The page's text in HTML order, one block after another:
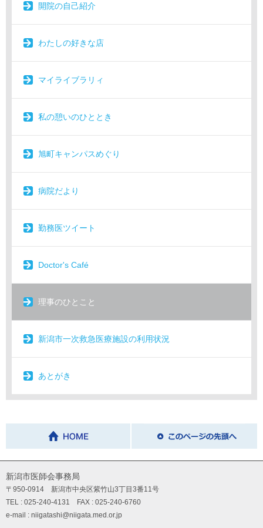
開院の自己紹介
わたしの好きな店
マイライブラリィ
私の憩いのひととき
旭町キャンパスめぐり
病院だより
勤務医ツイート
Doctor's Café
理事のひとこと
新潟市一次救急医療施設の利用状況
あとがき
新潟市医師会事務局
〒950-0914 新潟市中央区紫竹山3丁目3番11号
TEL : 025-240-4131 FAX : 025-240-6760
e-mail : niigatashi@niigata.med.or.jp